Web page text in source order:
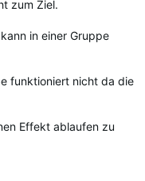
zum Ziel.
in einer Gruppe
funktioniert nicht da die
Effekt ablaufen zu